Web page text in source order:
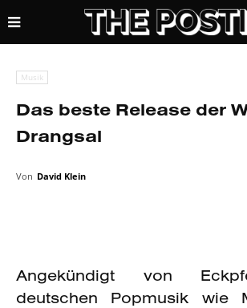
Musik
Das beste Release der
Drangsal
Von David Klein
Angekündigt von
deutschen Popmusik wie